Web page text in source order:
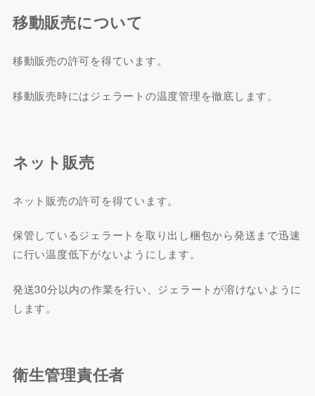
移動販売について
移動販売の許可を得ています。
移動販売時にはジェラートの温度管理を徹底します。
ネット販売
ネット販売の許可を得ています。
保管しているジェラートを取り出し梱包から発送まで迅速
に行い温度低下がないようにします。
発送30分以内の作業を行い、ジェラートが溶けないように
します。
衛生管理責任者